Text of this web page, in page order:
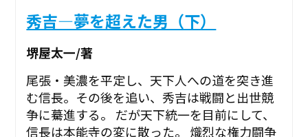
秀吉―夢を超えた男（下）
堺屋太一/著
尾張・美濃を平定し、天下人への道を突き進
む信長。その後を追い、秀吉は戦闘と出世競
争に驀進する。 だが天下統一を目前にして、
信長は本能寺の変に散った。 熾烈な権力闘争